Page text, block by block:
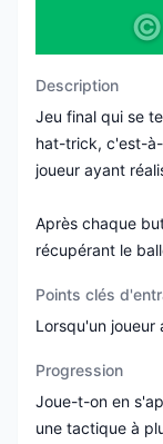
©
Description
Jeu final qui se
hat-trick, c'est-
joueur ayant
Après chaque
récupérant le
Points clés
Lorsqu'un joueur
Progression
Joue-t-on en
une tactique à